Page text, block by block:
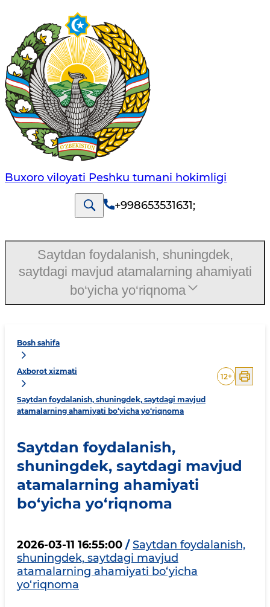
Buxoro viloyati Peshku tumani hokimligi
+998653531631;
Bosh sahifa
Axborot xizmati
Saytdan foydalanish, shuningdek, saytdagi mavjud
atamalarning ahamiyati bo‘yicha yo‘riqnoma
12+
Saytdan foydalanish,
shuningdek, saytdagi mavjud
atamalarning ahamiyati
bo‘yicha yo‘riqnoma
2026-03-11 16:55:00 / Saytdan foydalanish,
shuningdek, saytdagi mavjud
atamalarning ahamiyati bo‘yicha
yo‘riqnoma
Saytdan foydalanish, shuningdek,
saytdagi mavjud atamalarning ahamiyati
bo‘yicha yo‘riqnoma